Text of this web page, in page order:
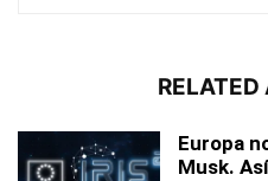
RELATED
Europa
Musk.